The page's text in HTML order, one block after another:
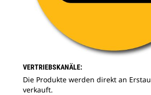
VERTRIEBSKANÄLE:
Die Produkte werden direkt an
verkauft.